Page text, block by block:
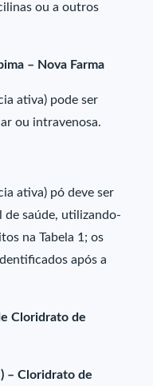
ou a outros
– Nova Farma
ativa) pode ser
ou intravenosa.
ativa) pó deve ser
saúde, utilizando-
na Tabela 1; os
após a
Cloridrato de
– Cloridrato de